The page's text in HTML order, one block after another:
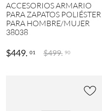
ACCESORIOS ARMARIO
PARA ZAPATOS POLIÉSTER
PARA HOMBRE/MUJER
38038
$449. 01 $499. 90